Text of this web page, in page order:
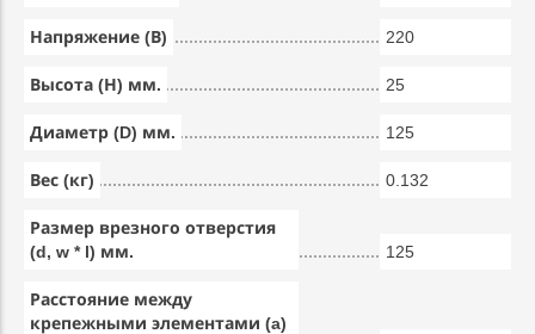
Напряжение (В) 220
Высота (Н) мм. 25
Диаметр (D) мм. 125
Вес (кг) 0.132
Размер врезного отверстия
(d, w * l) мм.
125
Расстояние между
крепежными элементами (a)